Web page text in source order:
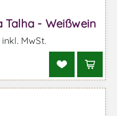
Talha - Weißwein
MwSt.